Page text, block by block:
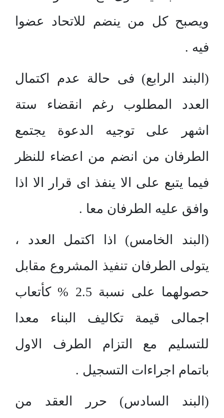
ويصبح كل من ينضم للاتحاد عضوا
فيه .
(البند الرابع) فى حالة عدم اكتمال
العدد المطلوب رغم انقضاء ستة
اشهر على توجيه الدعوة يجتمع
الطرفان من انضم من اعضاء للنظر
فيما يتبع على الا ينفذ اى قرار الا اذا
وافق عليه الطرفان معا .
(البند الخامس) اذا اكتمل العدد ،
يتولى الطرفان تنفيذ المشروع مقابل
حصولهما على نسبة 2.5 % كأتعاب
اجمالى قيمة تكاليف البناء معدا
للتسليم مع التزام الطرف الاول
باتمام اجراءات التسجيل .
(البند السادس) حرر العقد من